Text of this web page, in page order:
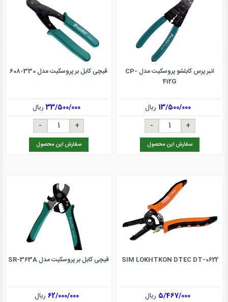
انبر پرس کابلشو پروسکیت مدل CP-
412G
13/500/000 ریال
سفارش این محصول
قیچی کابل بر پروسکیت مدل 330-608
33/500/000ریال
سفارش این محصول
SIM LOKHTKON DTEC DT-0622
5/467/000 ریال
قیچی کابل بر پروسکیت مدل SR-363A
62/000/000 ریال